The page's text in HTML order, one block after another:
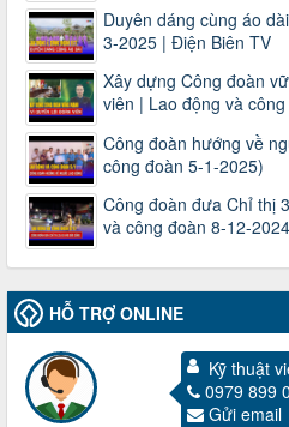
Duyên dáng cùng áo
3-2025 | Điện Biên TV
Xây dựng Công đoàn
viên | Lao động và
Công đoàn hướng về
công đoàn 5-1-2025)
Công đoàn đưa Chỉ thị
và công đoàn 8-12-2024
HỖ TRỢ ONLINE
Kỹ thuật
0979 899
Gửi email